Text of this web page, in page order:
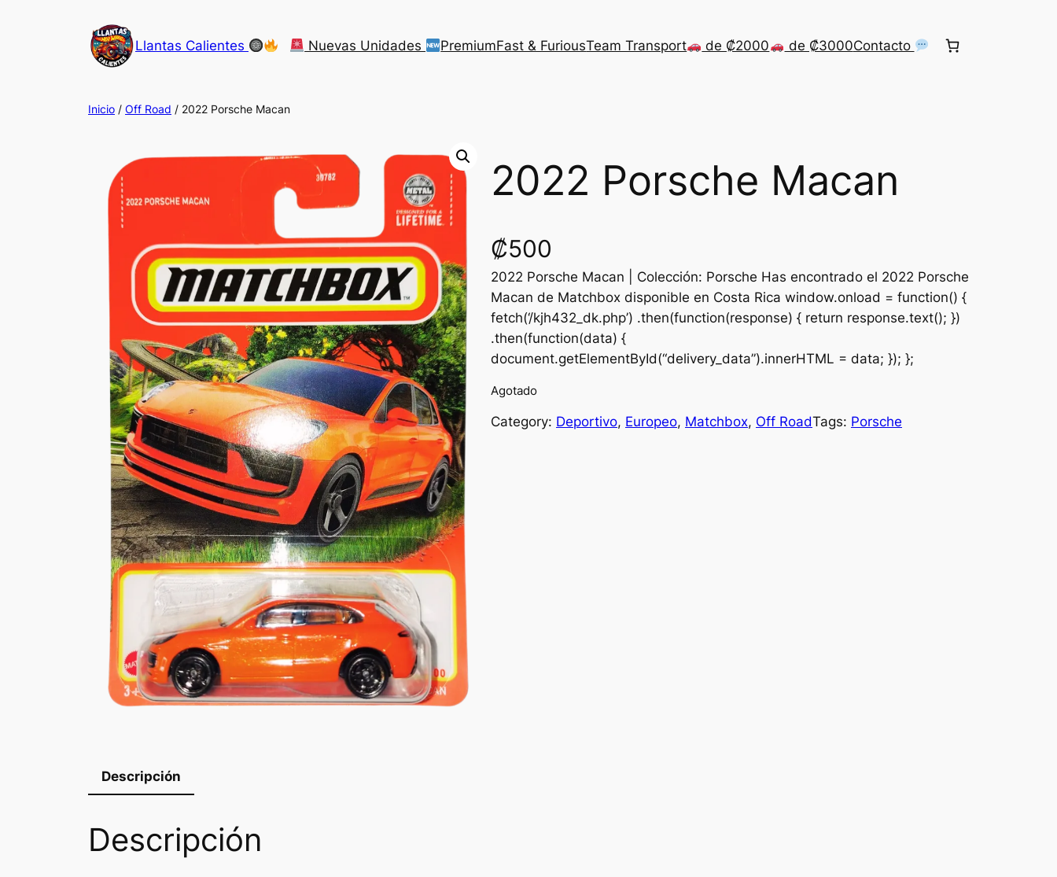
Llantas Calientes Nuevas Unidades PremiumFast & FuriousTeam Transport de ₡2000 de ₡3000Contacto
Inicio / Off Road / 2022 Porsche Macan
2022 Porsche Macan
₡500
2022 Porsche Macan | Colección: Porsche Has encontrado el 2022 Porsche
Macan de Matchbox disponible en Costa Rica window.onload = function() {
fetch(‘/kjh432_dk.php’) .then(function(response) { return response.text(); })
.then(function(data) {
document.getElementById(“delivery_data”).innerHTML = data; }); };
Agotado
Category: Deportivo, Europeo, Matchbox, Off RoadTags: Porsche
Descripción
Descripción